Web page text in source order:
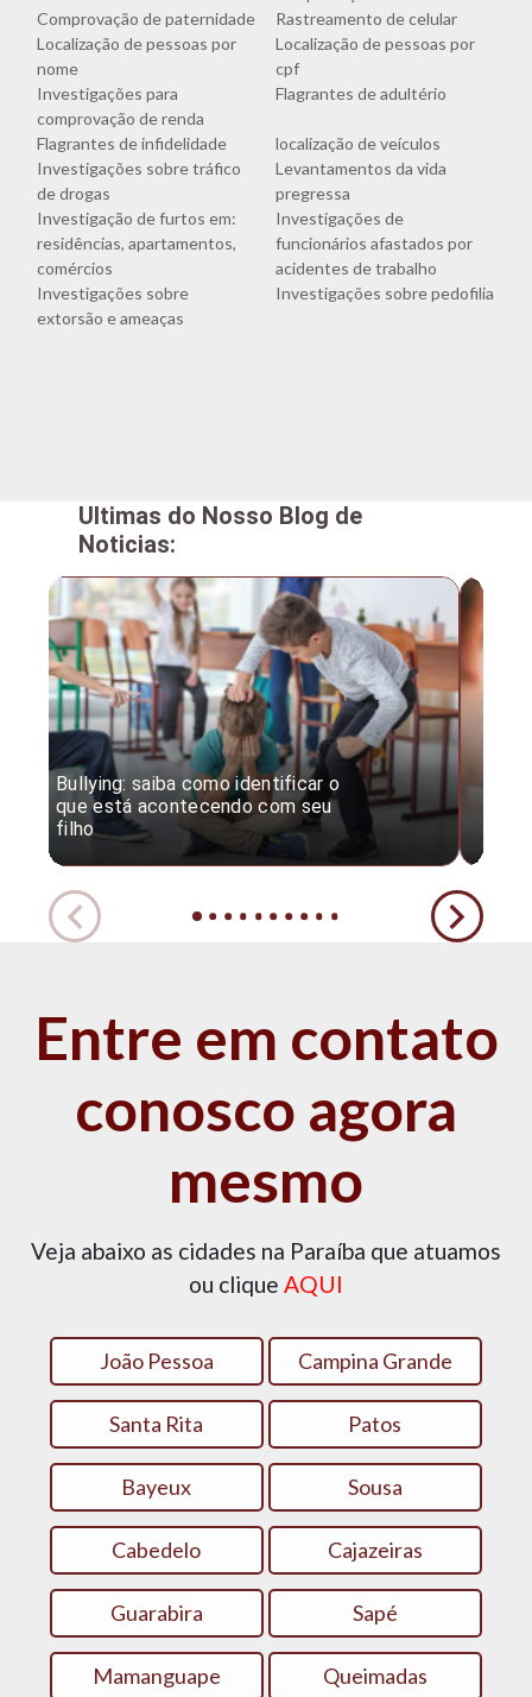
Comprovação de paternidade
Rastreamento de celular
Localização de pessoas por
nome
Localização de pessoas por
cpf
Investigações para
comprovação de renda
Flagrantes de adultério
Flagrantes de infidelidade
localização de veículos
Investigações sobre tráfico
de drogas
Levantamentos da vida
pregressa
Investigação de furtos em:
residências, apartamentos,
comércios
Investigações de
funcionários afastados por
acidentes de trabalho
Investigações sobre
extorsão e ameaças
Investigações sobre pedofilia
Ultimas do Nosso Blog de
Noticias:
Bullying: saiba como identificar o
que está acontecendo com seu
filho
Entre em contato
conosco agora
mesmo
Veja abaixo as cidades na Paraíba que atuamos
ou clique AQUI
João Pessoa Campina Grande
Santa Rita Patos‎
Bayeux Sousa
Cabedelo Cajazeiras
Guarabira Sapé
Mamanguape Queimadas